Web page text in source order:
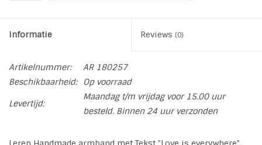
Informatie Reviews (0)
Artikelnummer:
AR 180257
Beschikbaarheid:
Op voorraad
Levertijd:
Maandag t/m vrijdag voor 15.00 uur
besteld. Binnen 24 uur verzonden